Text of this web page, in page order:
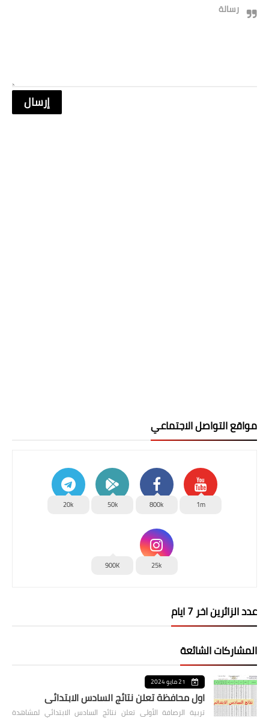
رسالة
مواقع التواصل الاجتماعي
1m
800k
50k
20k
25k
900K
عدد الزائرين اخر 7 ايام
المشاركات الشائعة
21 مايو 2024
اول محافظة تعلن نتائج السادس الابتدائي
تربية الرصافة الأولى تعلن نتائج السادس الابتدائي لمشاهدة